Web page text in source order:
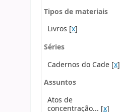
Tipos de materiais
Livros [x]
Séries
Cadernos do Cade[x]
Assuntos
Atos de
concentração... [x]